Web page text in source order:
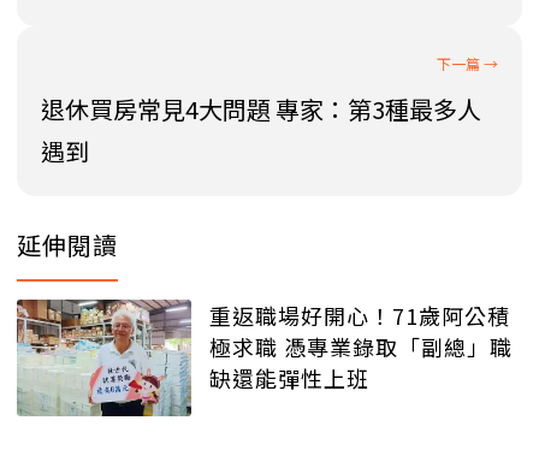
退休買房常見4大問題 專家：第3種最多人
遇到
延伸閱讀
重返職場好開心！71歲阿公積
極求職 憑專業錄取「副總」職
缺還能彈性上班